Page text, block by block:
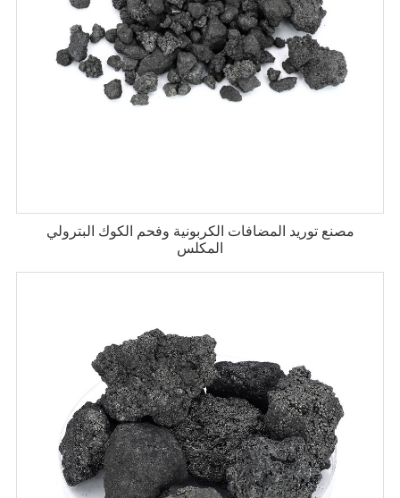
مصنع توريد المضافات الكربونية وفحم الكوك البترولي
المكلس